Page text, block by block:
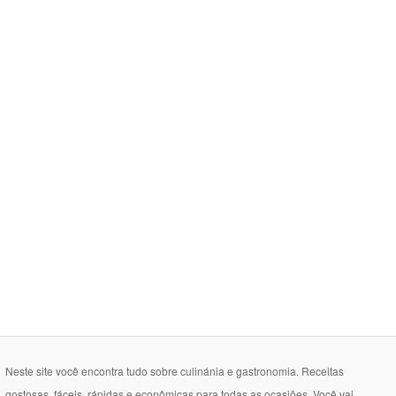
Neste site você encontra tudo sobre culinánia e gastronomia. Receitas